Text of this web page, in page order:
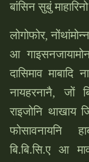
बांसिन सुबुं
लोगोफोर,
आ
दासिमाव माबादि
नायहरनानै, जों
राइजोनि थाखाय
फोसावनायनि
बि.बि.सि.ए आ